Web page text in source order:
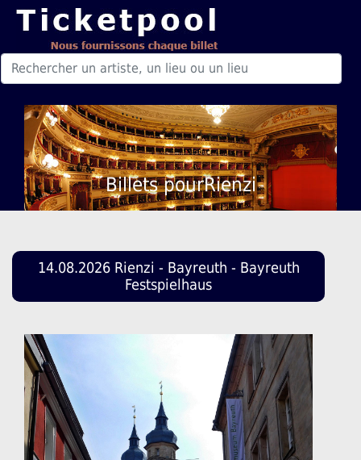
Billets pourRienzi
14.08.2026 Rienzi - Bayreuth - Bayreuth
Festspielhaus